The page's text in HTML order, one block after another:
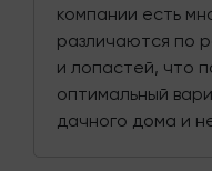
компании есть
различаются по
и лопастей, что
оптимальный
дачного дома и